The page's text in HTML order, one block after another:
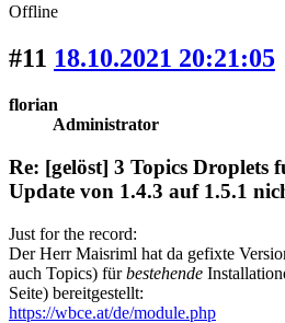
Offline
#11 18.10.2021 20:21:05
florian
Administrator
Re: [gelöst] 3 Topics Droplets
Update von 1.4.3 auf 1.5.1
Just for the record:
Der Herr Maisriml hat da gefixte
auch Topics) fürbestehende
Seite) bereitgestellt:
https://wbce.at/de/module.php